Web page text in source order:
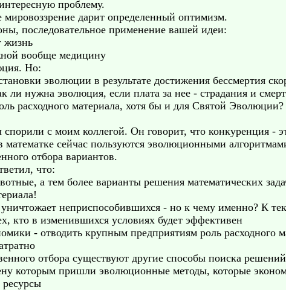
проблему.
мировоззрение дарит определенный оптимизм.
последовательное применение вашей идеи:
жизнь
вообще медицину
Но:
эволюции в результате достижения бессмертия
ли нужна эволюция, если плата за нее - страдания и
расходного материала, хотя бы и для Святой Эволюции?
с моим коллегой. Он говорит, что конкуренция -
математке сейчас пользуются эволюционными
отбора вариантов.
что:
а тем более варианты решения математических
неприспособившихся - но к чему именно? К
кто в изменившихся условиях будет эффективен
- отводить крупным предприятиям роль
отбора существуют другие способы поиска
которым пришли эволюционные методы, которые